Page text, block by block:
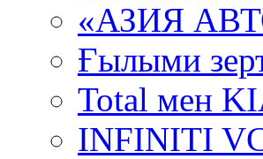
«АЗИЯ
Ғылыми
Total мен
INFINITI